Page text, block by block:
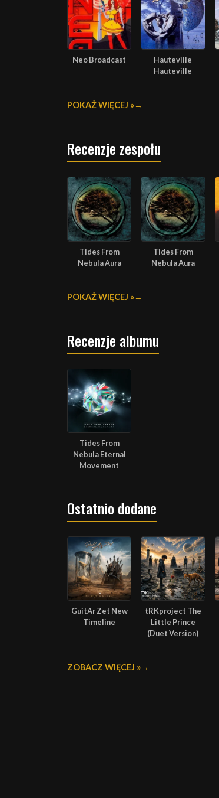
Neo Broadcast
Hauteville
Hauteville
POKAŻ WIĘCEJ »
Recenzje zespołu
Tides From
Nebula Aura
Tides From
Nebula Aura
POKAŻ WIĘCEJ »
Recenzje albumu
Tides From
Nebula Eternal
Movement
Ostatnio dodane
GuitAr Zet New
Timeline
tRKproject The
Little Prince
(Duet Version)
ZOBACZ WIĘCEJ »